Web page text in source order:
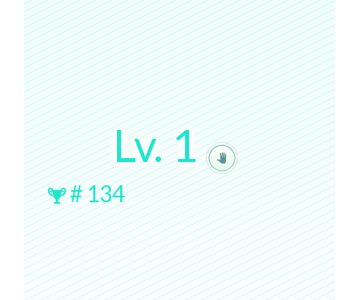
Lv.1
#134